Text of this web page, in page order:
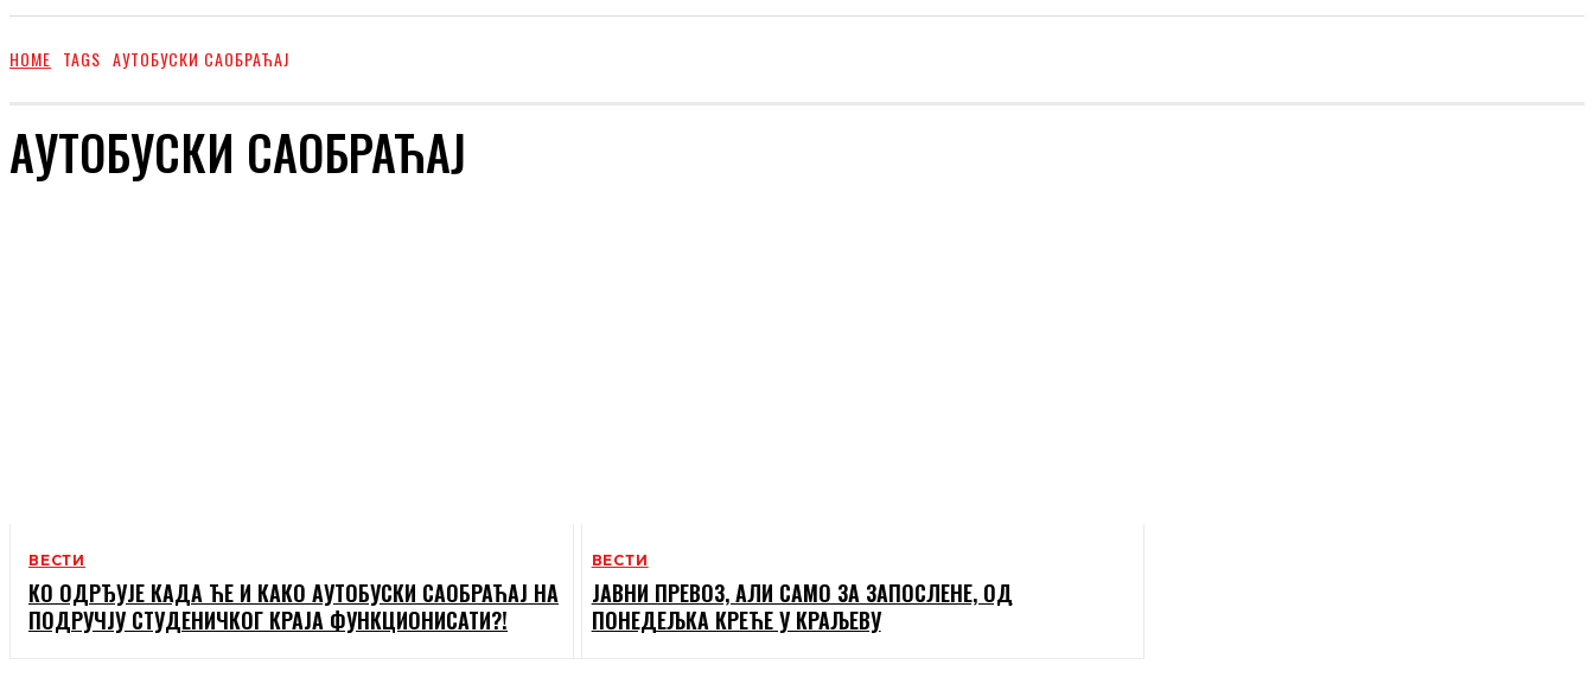
HOME TAGS АУТОБУСКИ САОБРАЋАЈ
АУТОБУСКИ САОБРАЋАЈ
ВЕСТИ
КО ОДРЂУЈЕ КАДА ЋЕ И КАКО АУТОБУСКИ САОБРАЋАЈ НА
ПОДРУЧЈУ СТУДЕНИЧКОГ КРАЈА ФУНКЦИОНИСАТИ?!
ВЕСТИ
ЈАВНИ ПРЕВОЗ, АЛИ САМО ЗА ЗАПОСЛЕНЕ, ОД
ПОНЕДЕЉКА КРЕЋЕ У КРАЉЕВУ